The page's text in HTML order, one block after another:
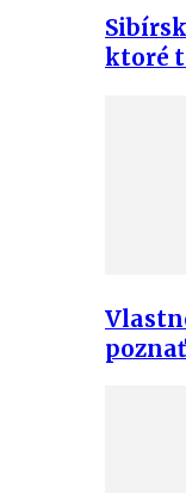
ktoré
poznať